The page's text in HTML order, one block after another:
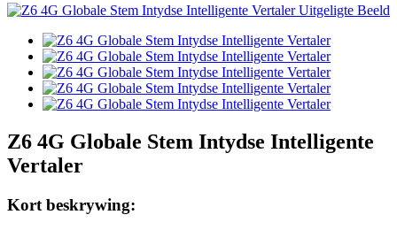
Z6 4G Globale Stem Intydse Intelligente
Vertaler
Kort beskrywing: